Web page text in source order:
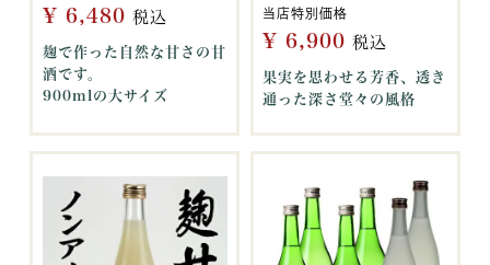
¥ 6,480 税込
麹で作った自然な甘さの甘
酒です。
900mlの大サイズ
当店特別価格
¥ 6,900 税込
果実を思わせる芳香、透き
通った深さ堂々の風格